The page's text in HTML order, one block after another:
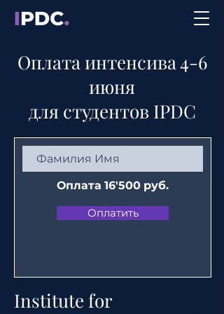
Оплата интенсива 4-6
июня
для студентов IPDC
Оплата 16'500 руб.
Оплатить
Institute for